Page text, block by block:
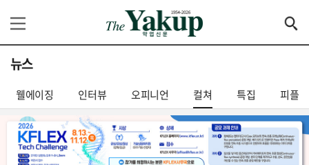
뉴스
웰에이징 인터뷰 오피니언 컬쳐 특집 피플